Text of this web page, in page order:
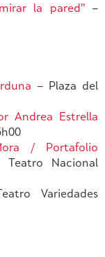
la pared” –
– Plaza del
Andrea Estrella
/ Portafolio
Teatro Nacional
Variedades